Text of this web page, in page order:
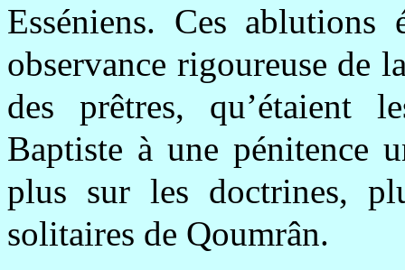
Esséniens. Ces
observance rigoureuse de
des prêtres, qu’étaient
Baptiste à une pénitence
plus sur les doctrines,
solitaires de Qoumrân.